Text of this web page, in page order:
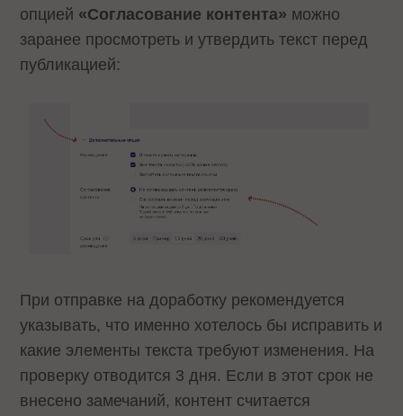
опцией «Согласование контента» можно
заранее просмотреть и утвердить текст перед
публикацией:
При отправке на доработку рекомендуется
указывать, что именно хотелось бы исправить и
какие элементы текста требуют изменения. На
проверку отводится 3 дня. Если в этот срок не
внесено замечаний, контент считается